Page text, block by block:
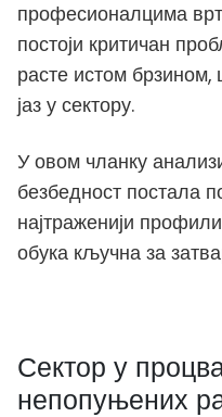
професионалцима
постоји критичан
расте истом брзином,
јаз у сектору.
У овом чланку
безбедност постала
најтраженији
обука кључна за
Сектор у
непопуњених